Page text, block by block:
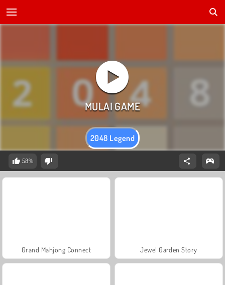
2048 Legend
58%
Grand Mahjong Connect Jewel Garden Story